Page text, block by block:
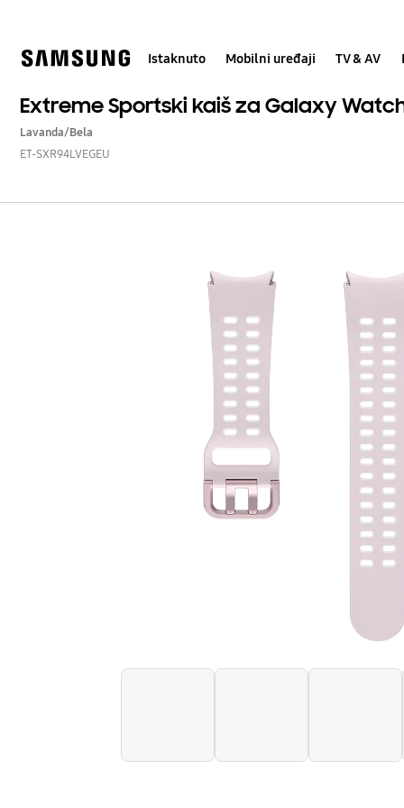
Istaknuto Mobilni uređaji TV & AV
Extreme Sportski kaiš za Galaxy
Lavanda/Bela
ET-SXR94LVEGEU